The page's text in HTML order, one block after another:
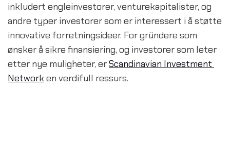
inkludert engleinvestorer, venturekapitalister, og
andre typer investorer som er interessert i å støtte
innovative forretningsideer. For gründere som
ønsker å sikre finansiering, og investorer som leter
etter nye muligheter, er Scandinavian Investment
Network en verdifull ressurs.